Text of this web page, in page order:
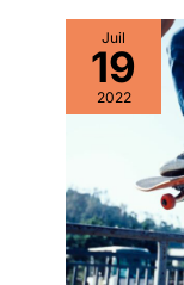
Juil
19
2022